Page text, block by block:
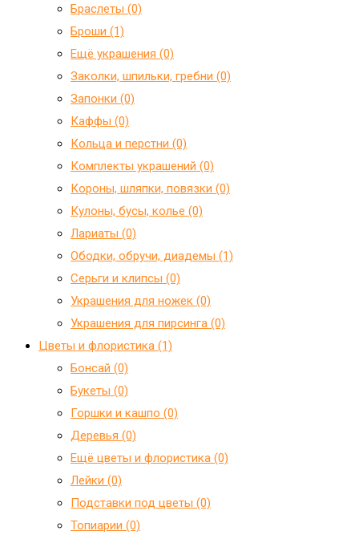
Браслеты (0)
Броши (1)
Ещё украшения (0)
Заколки, шпильки, гребни (0)
Запонки (0)
Каффы (0)
Кольца и перстни (0)
Комплекты украшений (0)
Короны, шляпки, повязки (0)
Кулоны, бусы, колье (0)
Лариаты (0)
Ободки, обручи, диадемы (1)
Серьги и клипсы (0)
Украшения для ножек (0)
Украшения для пирсинга (0)
Цветы и флористика (1)
Бонсай (0)
Букеты (0)
Горшки и кашпо (0)
Деревья (0)
Ещё цветы и флористика (0)
Лейки (0)
Подставки под цветы (0)
Топиарии (0)